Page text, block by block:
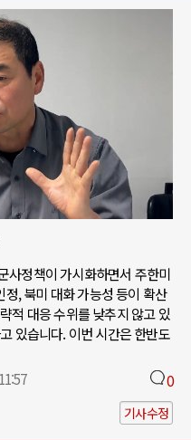
사정책이 가시화하면서 주한미
, 북미 대화 가능성 등이 확산
적 대응 수위를 낮추지 않고 있
있습니다. 이번 시간은 한반도
0
기사수정